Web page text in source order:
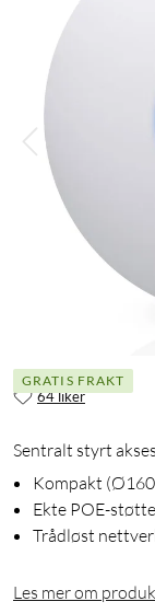
GRATIS FRAKT
64 liker
Sentralt styrt
Kompakt
Ekte POE-
Trådløst
Les mer om